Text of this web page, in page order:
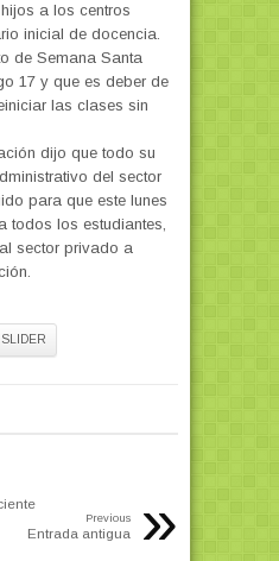
a los centros
inicial de docencia.
de Semana Santa
17 y que es deber de
las clases sin
dijo que todo su
del sector
para que este lunes
todos los estudiantes,
sector privado a
SLIDER
»
Previous
Entrada antigua